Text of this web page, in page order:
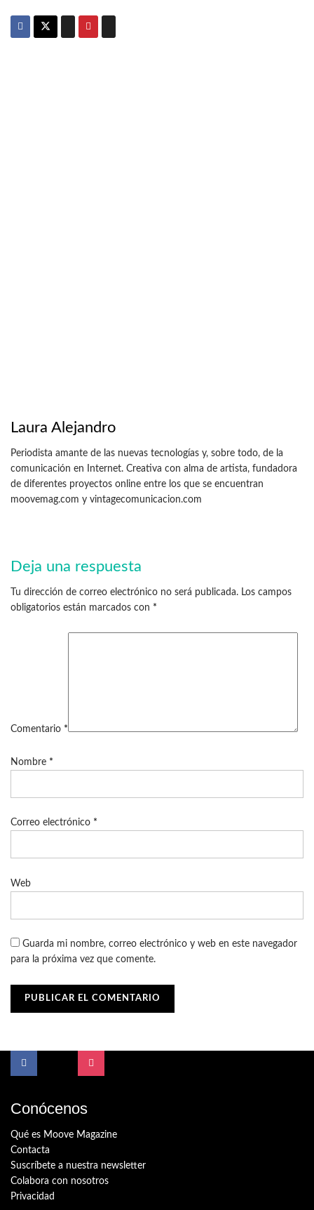
Laura Alejandro
Periodista amante de las nuevas tecnologías y, sobre todo, de la
comunicación en Internet. Creativa con alma de artista, fundadora
de diferentes proyectos online entre los que se encuentran
moovemag.com y vintagecomunicacion.com
Deja una respuesta
Tu dirección de correo electrónico no será publicada. Los campos
obligatorios están marcados con *
Comentario *
Nombre *
Correo electrónico *
Web
Guarda mi nombre, correo electrónico y web en este navegador
para la próxima vez que comente.
Conócenos
Qué es Moove Magazine
Contacta
Suscríbete a nuestra newsletter
Colabora con nosotros
Privacidad